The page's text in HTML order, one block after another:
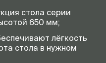
стола серии
650 мм;
лёгкость
стола в нужном